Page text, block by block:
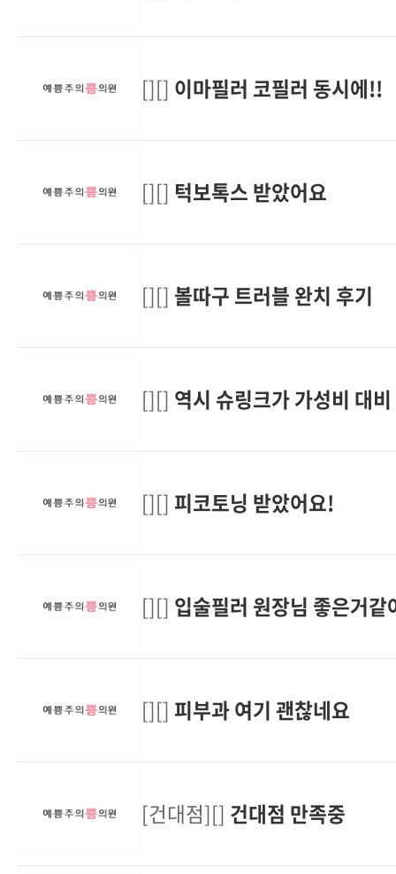
[][] 이마필러 코필러 동시에!!
[][] 턱보톡스 받았어요
[][] 볼따구 트러블 완치 후기
[][] 역시 슈링크가 가성비 대
[][] 피코토닝 받았어요!
[][] 입술필러 원장님 좋은거같
[][] 피부과 여기 괜찮네요
[건대점][] 건대점 만족중